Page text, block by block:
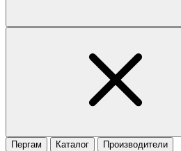
Пергам Каталог Производители